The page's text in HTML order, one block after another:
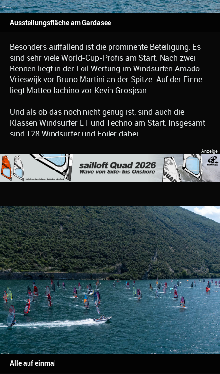
Ausstellungsfläche am Gardasee
Besonders auffallend ist die prominente Beteiligung. Es
sind sehr viele World-Cup-Profis am Start. Nach zwei
Rennen liegt in der Foil Wertung im Windsurfen Amado
Vrieswijk vor Bruno Martini an der Spitze. Auf der Finne
liegt Matteo Iachino vor Kevin Grosjean.
Und als ob das noch nicht genug ist, sind auch die
Klassen Windsurfer LT und Techno am Start. Insgesamt
sind 128 Windsurfer und Foiler dabei.
Alle auf einmal